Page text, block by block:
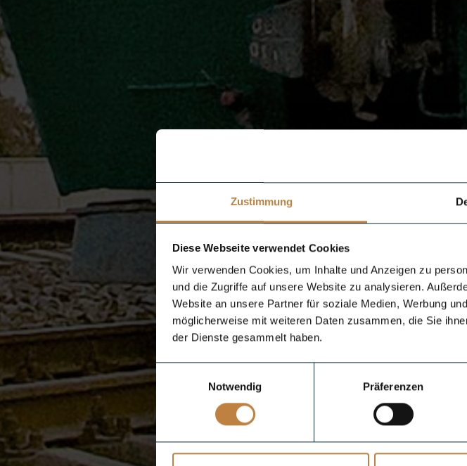
Zustimmung
Diese Webseite verwendet Cookies
Wir verwenden Cookies, um Inhalte und Anzeigen zu
und die Zugriffe auf unsere Website zu analysieren.
Website an unsere Partner für soziale Medien, Werbung
möglicherweise mit weiteren Daten zusammen, die Sie
der Dienste gesammelt haben.
Einwilligungsauswahl
Notwendig
Präferenzen